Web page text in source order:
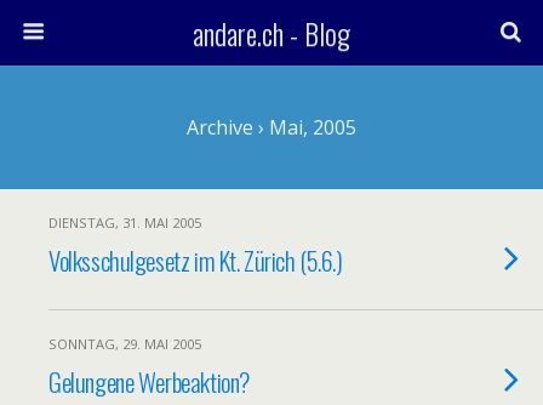
andare.ch - Blog
Archive › Mai, 2005
DIENSTAG, 31. MAI 2005
Volksschulgesetz im Kt. Zürich (5.6.)
SONNTAG, 29. MAI 2005
Gelungene Werbeaktion?